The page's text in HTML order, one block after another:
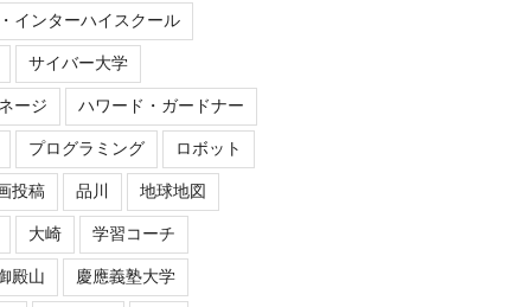
インターハイスクール
サイバー大学
ージ ハワード・ガードナー
プログラミング ロボット
投稿 品川 地球地図
大崎 学習コーチ
殿山 慶應義塾大学